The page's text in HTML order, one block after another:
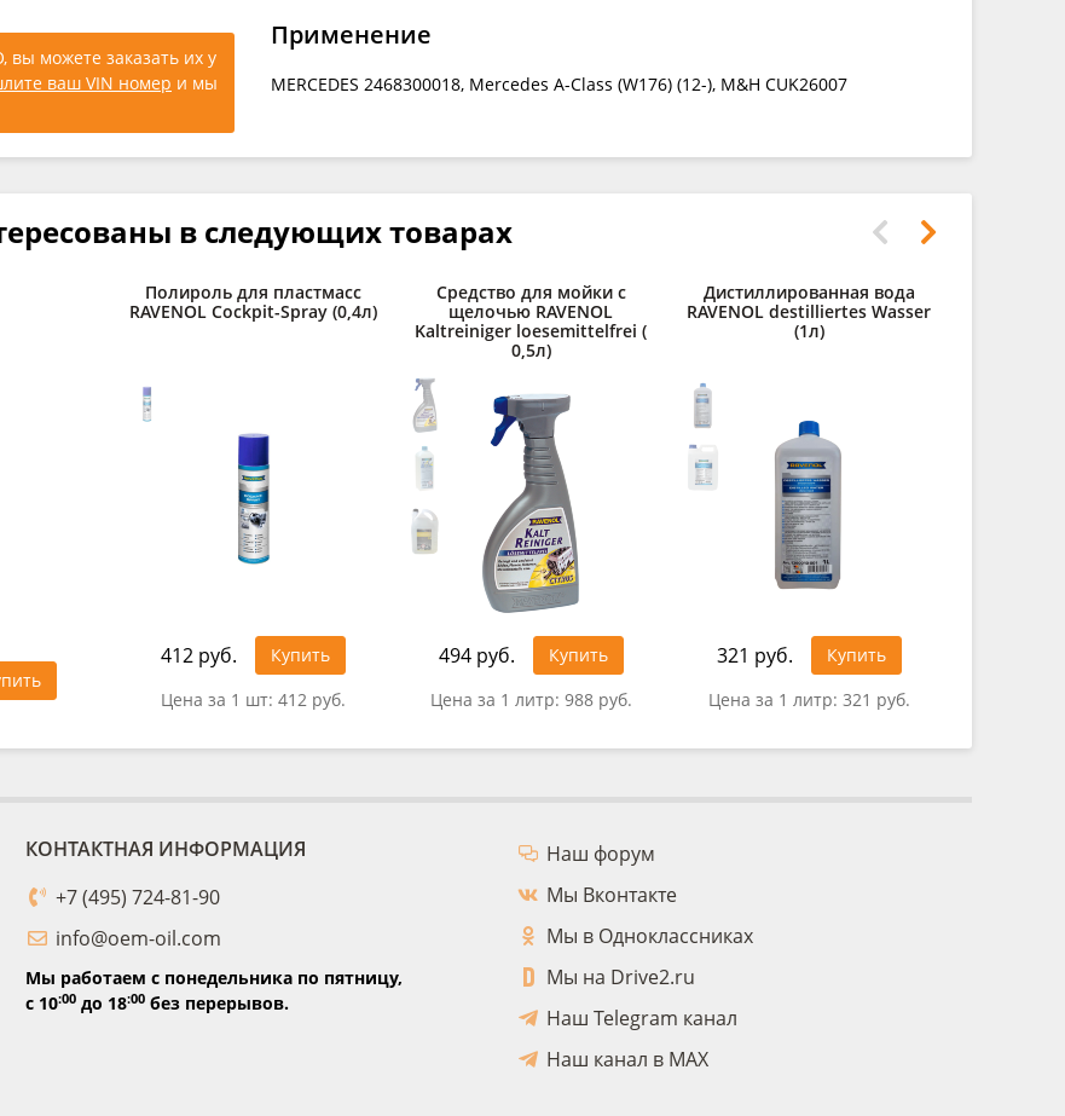
можете заказать их у
ваш VIN номер и мы
Применение
MERCEDES 2468300018, Mercedes A-Class (W176) (12-), M&H CUK26007
в следующих товарах
Полироль для пластмасс
RAVENOL Cockpit-Spray (0,4л)
412 руб.
Купить
Цена за 1 шт: 412 руб.
Средство для мойки с
щелочью RAVENOL
Kaltreiniger loesemittelfrei (
0,5л)
494 руб.
Купить
Цена за 1 литр: 988 руб.
Дистиллированная вода
RAVENOL destilliertes Wasser
(1л)
321 руб.
Купить
Цена за 1 литр: 321 руб.
КОНТАКТНАЯ ИНФОРМАЦИЯ
+7 (495) 724-81-90
info@oem-oil.com
Мы работаем с понедельника по пятницу,
с 10:00до 18:00без перерывов.
Наш форум
Мы Вконтакте
Мы в Одноклассниках
Мы на Drive2.ru
Наш Telegram канал
Наш канал в MAX